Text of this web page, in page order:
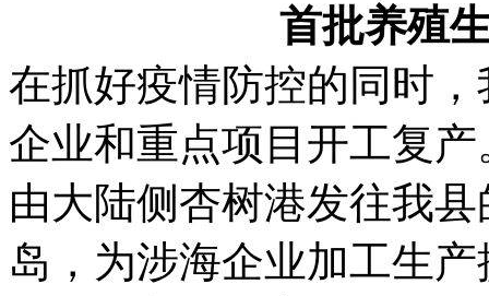
首批养殖
在抓好疫情防控的同时
企业和重点项目开工复
由大陆侧杏树港发往我
岛，为涉海企业加工生